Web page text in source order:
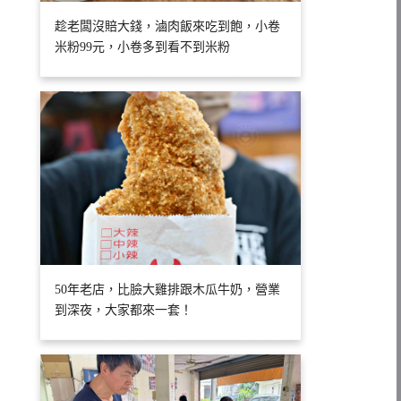
趁老闆沒賠大錢，滷肉飯來吃到飽，小卷
米粉99元，小卷多到看不到米粉
50年老店，比臉大雞排跟木瓜牛奶，營業
到深夜，大家都來一套！